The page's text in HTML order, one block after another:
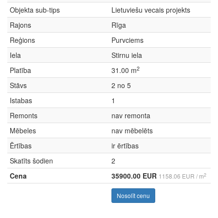
Objekta sub-tips
Lietuviešu vecais projekts
Rajons
Rīga
Reģions
Purvciems
Iela
Stirnu iela
Platība
31.00 m2
Stāvs
2 no 5
Istabas
1
Remonts
nav remonta
Mēbeles
nav mēbelēts
Ērtības
ir ērtības
Skatīts šodien
2
Cena
35900.00 EUR 1158.06 EUR / m2
Nosolīt cenu